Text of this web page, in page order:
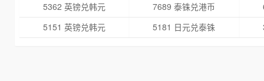
5362 英镑兑韩元
7689 泰铢兑港币
5151 英镑兑韩元
5181 日元兑泰铢